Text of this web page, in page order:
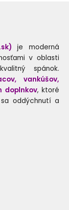
je moderná
v oblasti
spánok.
vankúšov,
doplnkov, ktoré
oddýchnutí a